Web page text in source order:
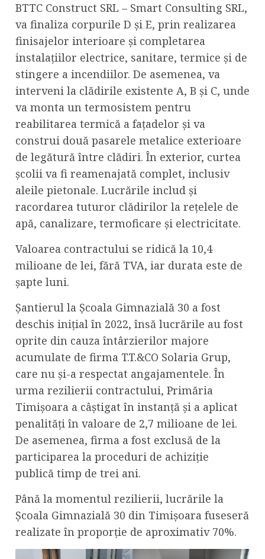
BTTC Construct SRL – Smart Consulting SRL,
va finaliza corpurile D și E, prin realizarea
finisajelor interioare și completarea
instalațiilor electrice, sanitare, termice și de
stingere a incendiilor. De asemenea, va
interveni la clădirile existente A, B și C, unde
va monta un termosistem pentru
reabilitarea termică a fațadelor și va
construi două pasarele metalice exterioare
de legătură între clădiri. În exterior, curtea
școlii va fi reamenajată complet, inclusiv
aleile pietonale. Lucrările includ și
racordarea tuturor clădirilor la rețelele de
apă, canalizare, termoficare și electricitate.
Valoarea contractului se ridică la 10,4
milioane de lei, fără TVA, iar durata este de
șapte luni.
Șantierul la Școala Gimnazială 30 a fost
deschis inițial în 2022, însă lucrările au fost
oprite din cauza întârzierilor majore
acumulate de firma T.T.&CO Solaria Grup,
care nu și-a respectat angajamentele. În
urma rezilierii contractului, Primăria
Timișoara a câștigat în instanță și a aplicat
penalități în valoare de 2,7 milioane de lei.
De asemenea, firma a fost exclusă de la
participarea la proceduri de achiziție
publică timp de trei ani.
Până la momentul rezilierii, lucrările la
Școala Gimnazială 30 din Timișoara fuseseră
realizate în proporție de aproximativ 70%.